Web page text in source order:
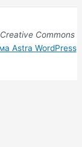
Commons
Astra WordPress